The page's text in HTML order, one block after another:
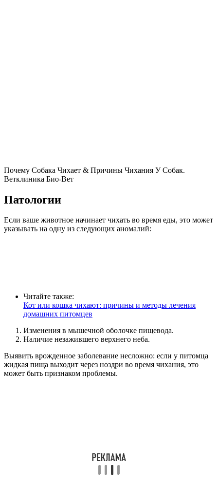
Почему Собака Чихает & Причины Чихания У Собак.
Ветклиника Био-Вет
Патологии
Если ваше животное начинает чихать во время еды, это может
указывать на одну из следующих аномалий:
Читайте также:
Кот или кошка чихают: причины и методы лечения
домашних питомцев
Изменения в мышечной оболочке пищевода.
Наличие незажившего верхнего неба.
Выявить врожденное заболевание несложно: если у питомца
жидкая пища выходит через ноздри во время чихания, это
может быть признаком проблемы.